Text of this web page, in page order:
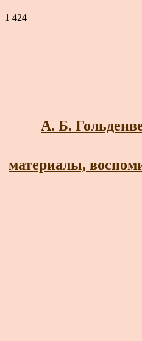
1 424
А. Б.
материалы,